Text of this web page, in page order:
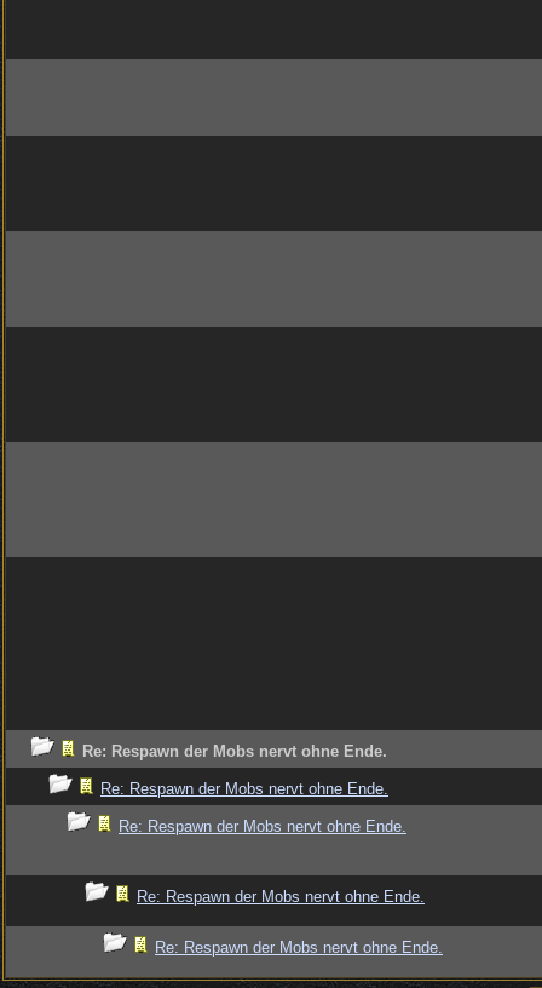
Re: Respawn der Mobs nervt ohne Ende.
Re: Respawn der Mobs nervt ohne Ende.
Re: Respawn der Mobs nervt ohne Ende.
Re: Respawn der Mobs nervt ohne Ende.
Re: Respawn der Mobs nervt ohne Ende.